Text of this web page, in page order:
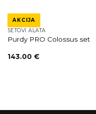
AKCIJA
SETOVI ALATA
Purdy PRO Colossus set
Izvorna
143.00 €Trenutna